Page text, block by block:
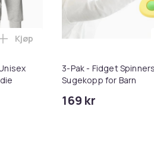
Legg Gildan Heavy Blend Adult
Kjøp
3-Pak - Fidget
Sugekopp for Barn
169 kr